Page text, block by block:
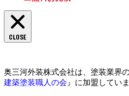
CLOSE
奥三河外装株式会社は、塗装業界
建築塗装職人の会 』に加盟していま